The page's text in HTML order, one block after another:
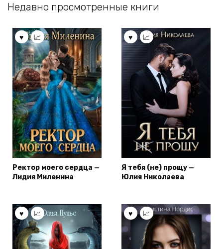
Недавно просмотренные книги
Ректор моего сердца —
Лидия Миленина
Я тебя (не) прощу —
Юлия Николаева